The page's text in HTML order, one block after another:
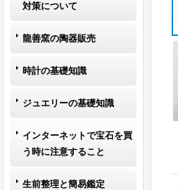
対策について
龍善窯の陶器販売
時計の基礎知識
ジュエリーの基礎知識
インターネットで宝石を買
う時に注意すること
生前整理と簡易鑑定